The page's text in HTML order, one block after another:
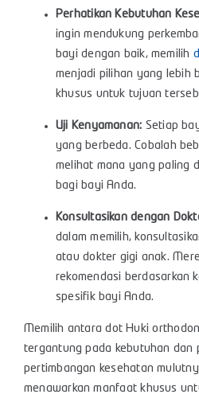
Perhatikan Kebutuhan
ingin mendukung
bayi dengan baik, memilih
menjadi pilihan yang lebih
khusus untuk tujuan
Uji Kenyamanan: Setiap
yang berbeda. Cobalah
melihat mana yang paling
bagi bayi Anda.
Konsultasikan dengan
dalam memilih,
atau dokter gigi anak.
rekomendasi berdasarkan
spesifik bayi Anda.
Memilih antara dot Huki
tergantung pada kebutuhan dan
pertimbangan kesehatan
menawarkan manfaat khusus